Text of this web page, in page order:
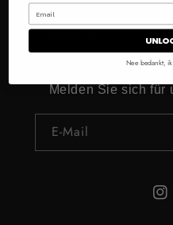
Melden Sie sich für
E-Mail
Nee bedankt,